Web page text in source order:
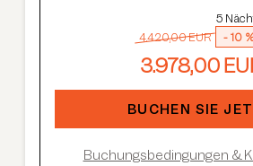
Wellness
Dächern von Sölden mit Infinity-
und Cardio Fitness
Adults Only Spamit 7 Saunen
Im Sommer:kostenlose
47 Eintritt, geführte
5
4.420,00 EUR
-10
3.978,00
BUCHEN SIE
Buchungsbedingungen &